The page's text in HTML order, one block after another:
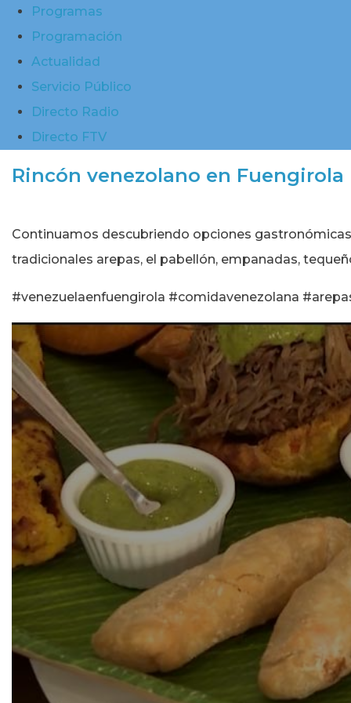
Programas
Programación
Actualidad
Servicio Público
Directo Radio
Directo FTV
Rincón venezolano en Fuengirola
Continuamos descubriendo opciones
tradicionales arepas, el pabellón, empanadas,
#venezuelaenfuengirola #comidavenezolana